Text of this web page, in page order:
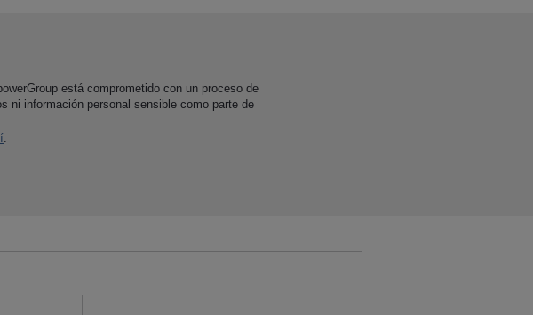
está comprometido con un proceso de
ni información personal sensible como parte de
.